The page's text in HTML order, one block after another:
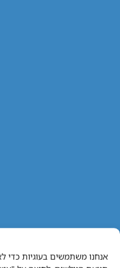
אנחנו משתמשים בעוגיות כדי